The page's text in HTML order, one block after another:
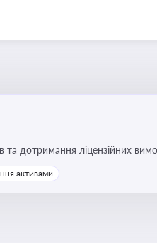
приймання платежів та дотримання ліцензійних
активами